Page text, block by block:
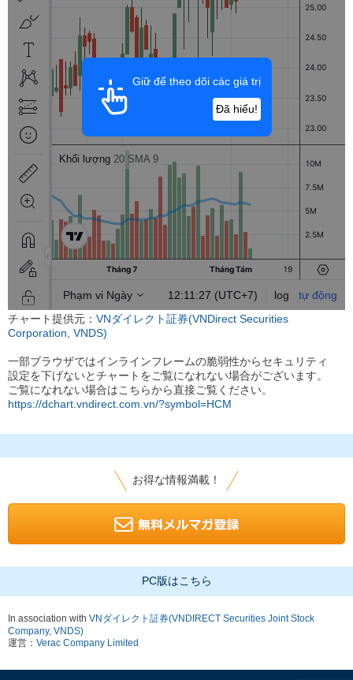
チャート提供元： VNダイレクト証券(VNDirect Securities
Corporation, VNDS)
一部ブラウザではインラインフレームの脆弱性からセキュリティ
設定を下げないとチャートをご覧になれない場合がございます。
ご覧になれない場合はこちらから直接ご覧ください。
https://dchart.vndirect.com.vn/?symbol=HCM
お得な情報満載！
PC版はこちら
In association with VNダイレクト証券(VNDIRECT Securities Joint Stock
Company, VNDS)
運営： Verac Company Limited